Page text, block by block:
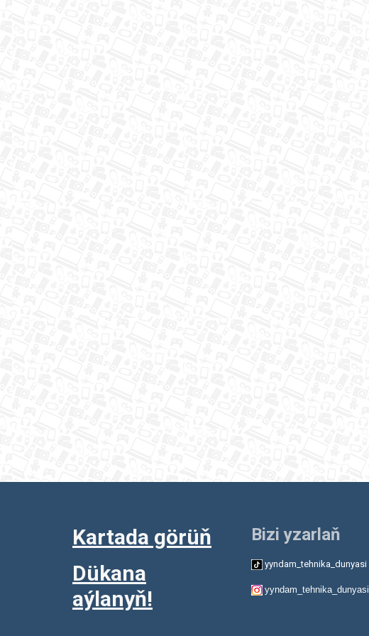
Kartada görüň
Dükana
aýlanyň!
Bizi yzarlaň
yyndam_tehnika_dunyasi
yyndam_tehnika_dunyasi